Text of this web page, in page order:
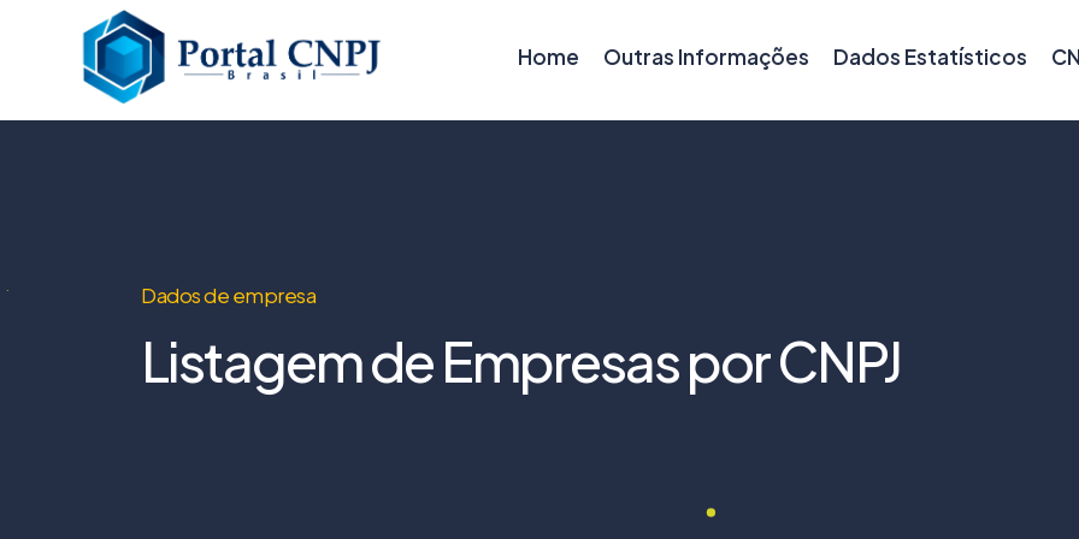
Home Outras Informações Dados Estatísticos
Dados de empresa
Listagem de Empresas por CNPJ